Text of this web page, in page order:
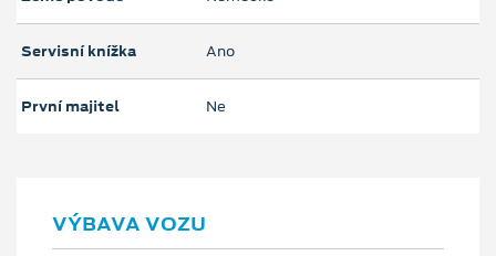
Servisní knížka Ano
První majitel Ne
VÝBAVA VOZU